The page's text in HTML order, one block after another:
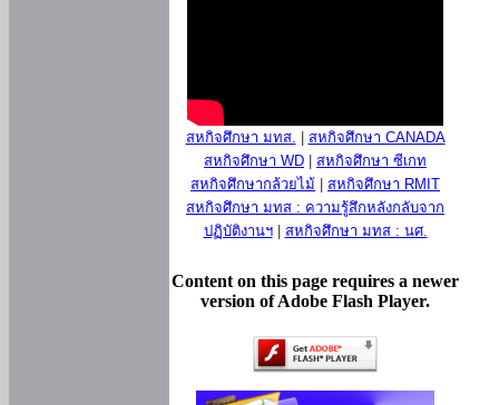
สหกิจศึกษา มทส.
สหกิจศึกษา CANADA
สหกิจศึกษา WD
สหกิจศึกษา ซีเกท
สหกิจศึกษากล้วยไม้
สหกิจศึกษา RMIT
สหกิจศึกษา มทส : ความรู้สึกหลังกลับจาก
ปฏิบัติงานฯ| สหกิจศึกษา มทส : นศ.
Content on this page requires a newer
version of Adobe Flash Player.